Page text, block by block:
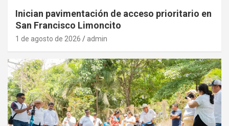
Inician pavimentación de acceso prioritario en
San Francisco Limoncito
1 de agosto de 2026 admin